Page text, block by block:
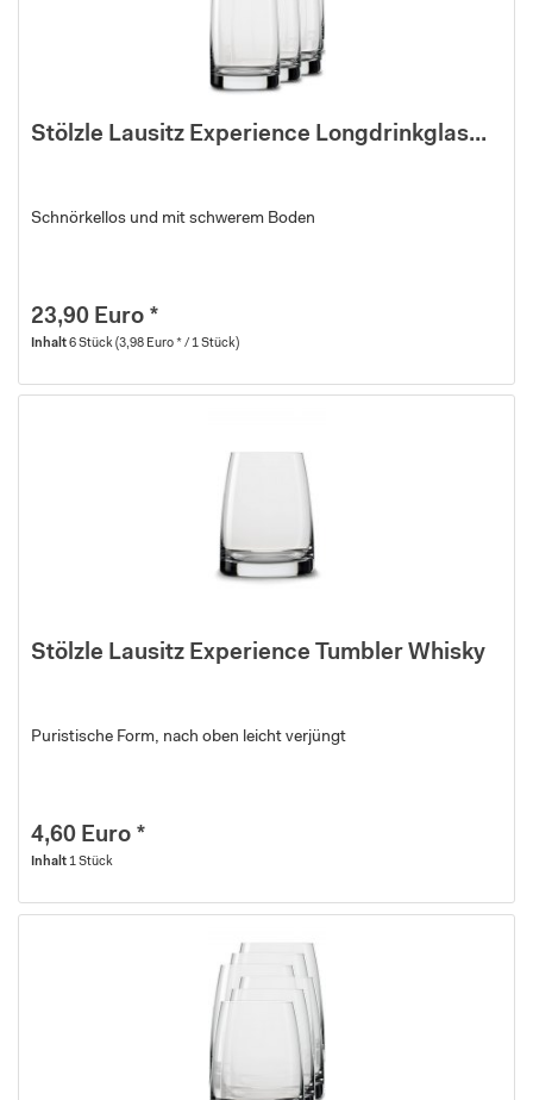
Stölzle Lausitz Experience Longdrinkglas...
Schnörkellos und mit schwerem Boden
23,90 Euro *
Inhalt6 Stück(3,98 Euro * / 1 Stück)
Stölzle Lausitz Experience Tumbler Whisky
Puristische Form, nach oben leicht verjüngt
4,60 Euro *
Inhalt 1 Stück